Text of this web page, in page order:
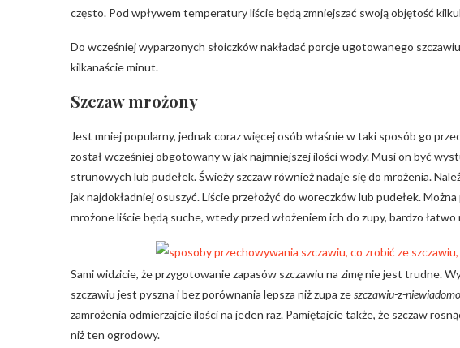
często. Pod wpływem temperatury liście będą zmniejszać swoją objętość
Do wcześniej wyparzonych słoiczków nakładać porcje ugotowanego
kilkanaście minut.
Szczaw mrożony
Jest mniej popularny, jednak coraz więcej osób właśnie w taki sposób go
został wcześniej obgotowany w jak najmniejszej ilości wody. Musi on być
strunowych lub pudełek. Świeży szczaw również nadaje się do mrożenia.
jak najdokładniej osuszyć. Liście przełożyć do woreczków lub pudełek.
mrożone liście będą suche, wtedy przed włożeniem ich do zupy, bardzo łatwo
Sami widzicie, że przygotowanie zapasów szczawiu na zimę nie jest trudne.
szczawiu jest pyszna i bez porównania lepsza niż zupa zeszczawiu-z-
zamrożenia odmierzajcie ilości na jeden raz. Pamiętajcie także, że szczaw
niż ten ogrodowy.